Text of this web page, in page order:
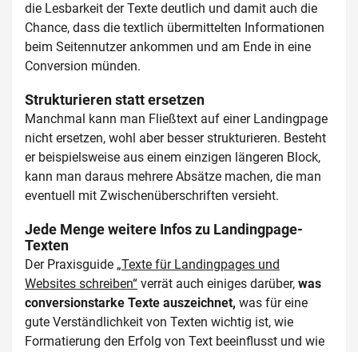
die Lesbarkeit der Texte deutlich und damit auch die
Chance, dass die textlich übermittelten Informationen
beim Seitennutzer ankommen und am Ende in eine
Conversion münden.
Strukturieren statt ersetzen
Manchmal kann man Fließtext auf einer Landingpage
nicht ersetzen, wohl aber besser strukturieren. Besteht
er beispielsweise aus einem einzigen längeren Block,
kann man daraus mehrere Absätze machen, die man
eventuell mit Zwischenüberschriften versieht.
Jede Menge weitere Infos zu Landingpage-
Texten
Der Praxisguide „Texte für Landingpages und
Websites schreiben“ verrät auch einiges darüber, was
conversionstarke Texte auszeichnet, was für eine
gute Verständlichkeit von Texten wichtig ist, wie
Formatierung den Erfolg von Text beeinflusst und wie